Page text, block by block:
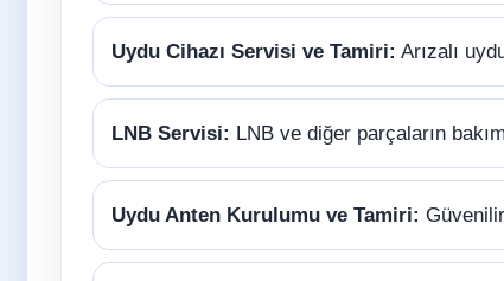
Uydu Cihazı Servisi ve Tamiri: Arızalı
LNB Servisi: LNB ve diğer parçaların
Uydu Anten Kurulumu ve Tamiri: